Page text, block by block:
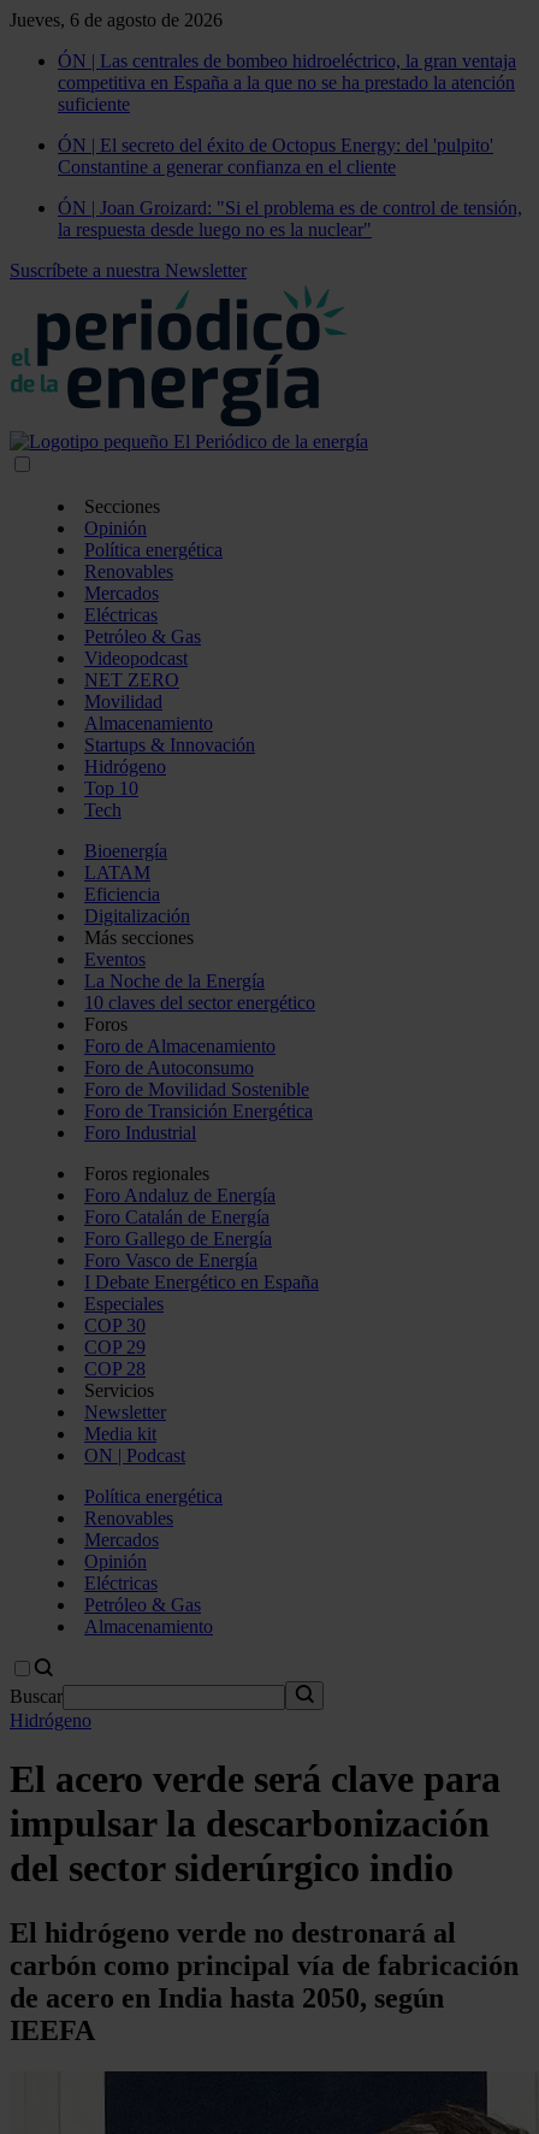
Jueves, 6 de agosto de 2026
ÓN | Las centrales de bombeo hidroeléctrico, la gran ventaja
competitiva en España a la que no se ha prestado la atención
suficiente
ÓN | El secreto del éxito de Octopus Energy: del 'pulpito'
Constantine a generar confianza en el cliente
ÓN | Joan Groizard: "Si el problema es de control de tensión,
la respuesta desde luego no es la nuclear"
Suscríbete a nuestra Newsletter
Secciones
Opinión
Política energética
Renovables
Mercados
Eléctricas
Petróleo & Gas
Videopodcast
NET ZERO
Movilidad
Almacenamiento
Startups & Innovación
Hidrógeno
Top 10
Tech
Bioenergía
LATAM
Eficiencia
Digitalización
Más secciones
Eventos
La Noche de la Energía
10 claves del sector energético
Foros
Foro de Almacenamiento
Foro de Autoconsumo
Foro de Movilidad Sostenible
Foro de Transición Energética
Foro Industrial
Foros regionales
Foro Andaluz de Energía
Foro Catalán de Energía
Foro Gallego de Energía
Foro Vasco de Energía
I Debate Energético en España
Especiales
COP 30
COP 29
COP 28
Servicios
Newsletter
Media kit
ON | Podcast
Política energética
Renovables
Mercados
Opinión
Eléctricas
Petróleo & Gas
Almacenamiento
Buscar
Hidrógeno
El acero verde será clave para
impulsar la descarbonización
del sector siderúrgico indio
El hidrógeno verde no destronará al
carbón como principal vía de fabricación
de acero en India hasta 2050, según
IEEFA